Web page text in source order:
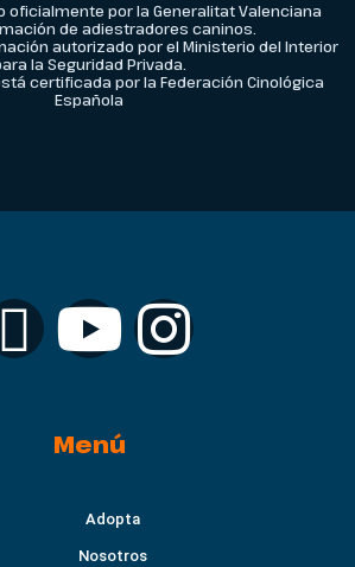
oficialmente por la Generalitat Valenciana
de adiestradores caninos.
autorizado por el Ministerio del Interior
la Seguridad Privada.
certificada por la Federación Cinológica
Española
Menú
Adopta
Nosotros